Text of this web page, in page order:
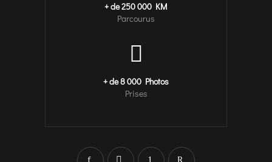
+ de 250 000 KM
Parcourus
+ de 8 000 Photos
Prises